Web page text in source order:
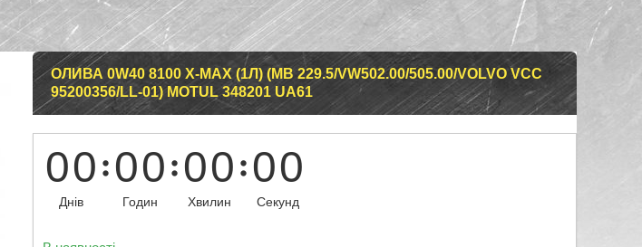
ОЛИВА 0W40 8100 X-MAX (1Л) (MB 229.5/VW502.00/505.00/VOLVO VCC
95200356/LL-01) MOTUL 348201 UA61
00
Днів
00
Годин
00
Хвилин
00
Секунд